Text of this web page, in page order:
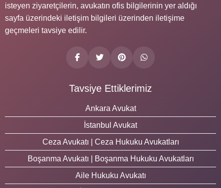
isteyen ziyaretçilerin, avukatın ofis bilgilerinin yer aldığı
sayfa üzerindeki iletişim bilgileri üzerinden iletişime
geçmeleri tavsiye edilir.
Tavsiye Ettiklerimiz
Ankara Avukat
İstanbul Avukat
Ceza Avukatı | Ceza Hukuku Avukatları
Boşanma Avukatı | Boşanma Hukuku Avukatları
Aile Hukuku Avukatı